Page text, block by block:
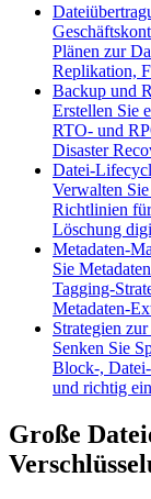
Plänen zur
Replikation,
Backup und
Erstellen Sie
RTO- und
Disaster
Datei-
Verwalten
Richtlinien
Löschung
Metadaten-
Sie
Tagging-
Metadaten-
Strategien
Senken Sie
Block-,
und richtig
Große